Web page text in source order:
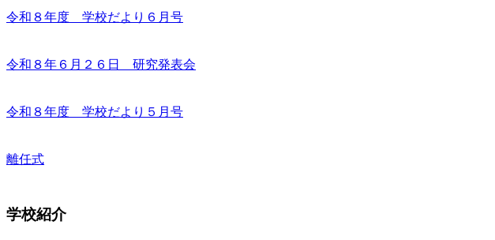
令和８年度 学校だより６月号
令和８年６月２６日 研究発表会
令和８年度 学校だより５月号
離任式
学校紹介